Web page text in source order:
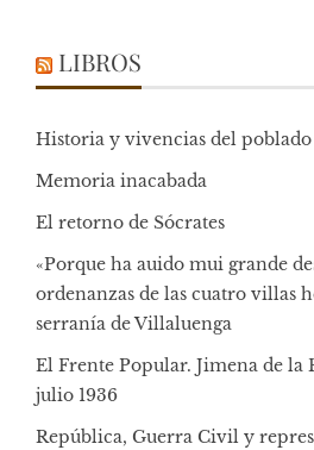
LIBROS
Historia y vivencias del poblado
Memoria inacabada
El retorno de Sócrates
«Porque ha auido mui grande
ordenanzas de las cuatro villas
serranía de Villaluenga
El Frente Popular. Jimena de la
julio 1936
República, Guerra Civil y